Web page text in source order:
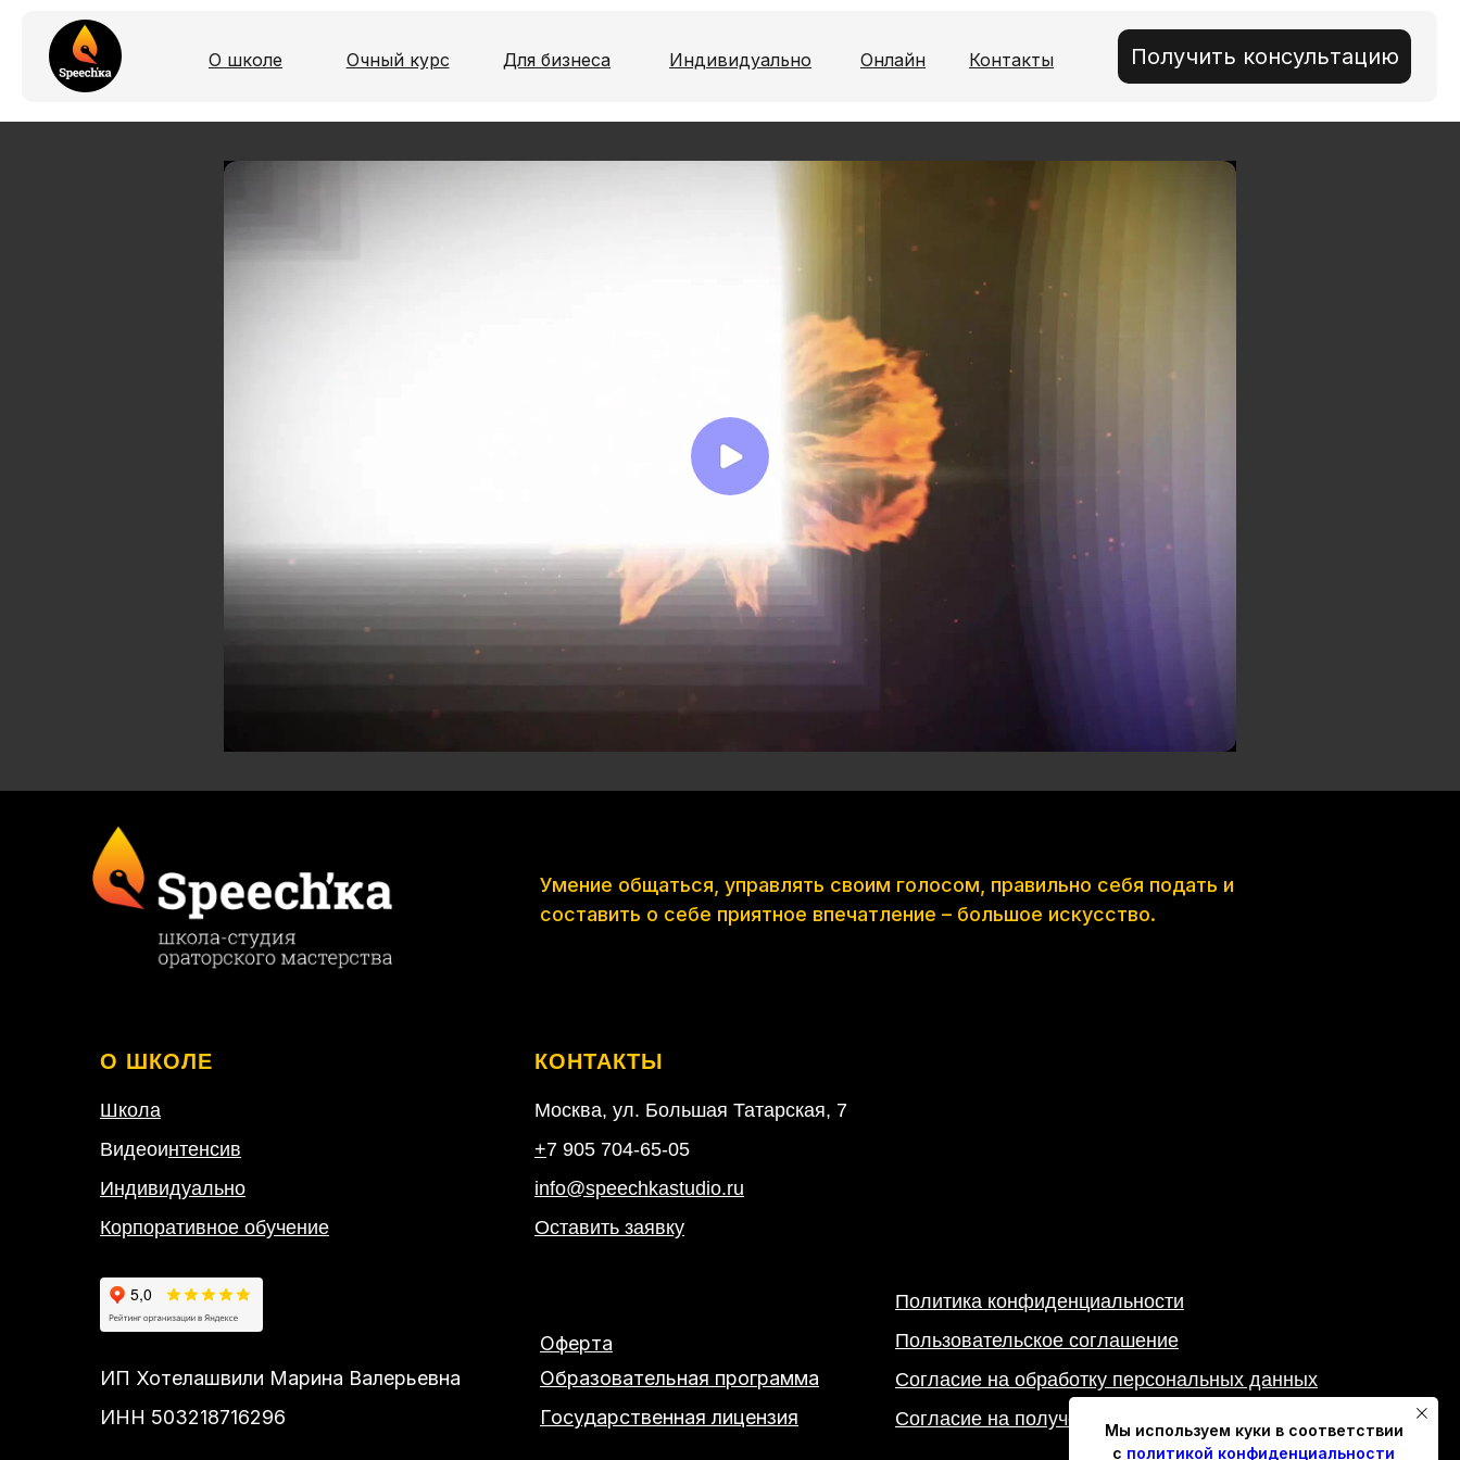
Получить консультацию
О школе Очный курс Индивидуально
Для бизнеса Контакты
Онлайн
О ШКОЛЕ
Школа
Политика конфиденциальности
Пользовательское соглашение
Согласие на обработку персональных данных
Согласие на получение информационных рассылок
КОНТАКТЫ
Москва, ул. Большая Татарская, 7
+7 905 704-65-05
info@speechkastudio.ru
Оставить заявку
Умение общаться, управлять своим голосом, правильно себя подать и
составить о себе приятное впечатление – большое искусство.
Видеоинтенсив
Индивидуально
Корпоративное обучение
ИП Хотелашвили Марина Валерьевна
ИНН 503218716296
Образовательная программа
Государственная лицензия
Оферта
Мы используем куки в соответствии
с политикой конфиденциальности